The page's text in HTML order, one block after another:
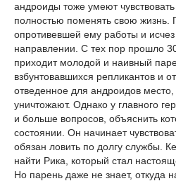
андроиды тоже умеют
полностью поменять свою жизнь.
опротивевшей ему работы и исчез
направлении. С тех пор прошло
приходит молодой и наивный
взбунтовавшихся репликантов и
отведенное для андроидов место,
уничтожают. Однако у главного
и больше вопросов, объяснить
состоянии. Он начинает
обязан ловить по долгу службы.
найти Рика, который стал
Но парень даже не знает, откуда